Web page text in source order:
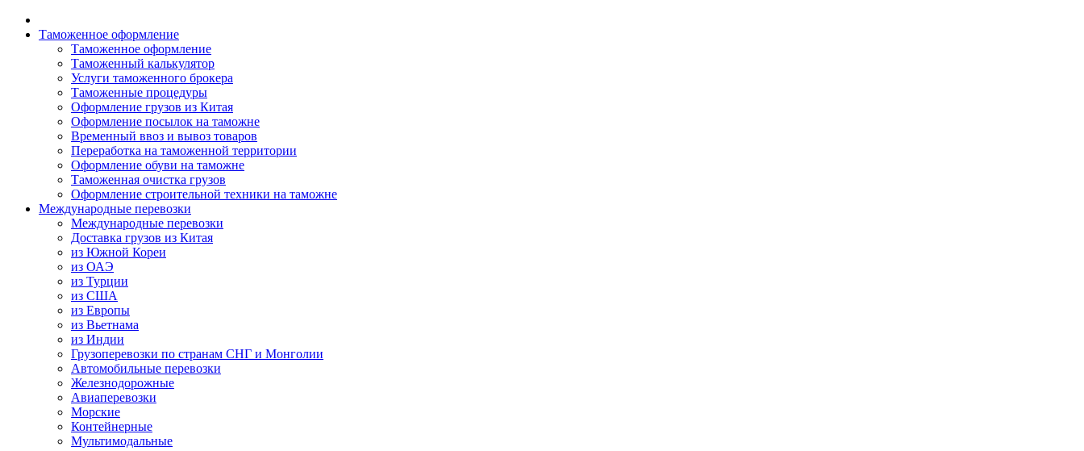
Таможенное оформление
Таможенное оформление
Таможенный калькулятор
Услуги таможенного брокера
Таможенные процедуры
Оформление грузов из Китая
Оформление посылок на таможне
Временный ввоз и вывоз товаров
Переработка на таможенной территории
Оформление обуви на таможне
Таможенная очистка грузов
Оформление строительной техники на таможне
Международные перевозки
Международные перевозки
Доставка грузов из Китая
из Южной Кореи
из ОАЭ
из Турции
из США
из Европы
из Вьетнама
из Индии
Грузоперевозки по странам СНГ и Монголии
Автомобильные перевозки
Железнодорожные
Авиаперевозки
Морские
Контейнерные
Мультимодальные